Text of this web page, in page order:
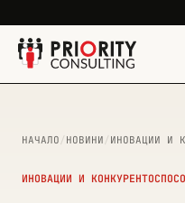
НАЧАЛО / НОВИНИ / ИНОВАЦИИ И
ИНОВАЦИИ И